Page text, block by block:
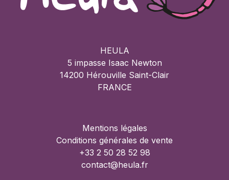
HEULA
5 impasse Isaac Newton
14200 Hérouville Saint-Clair
FRANCE
Mentions légales
Conditions générales de vente
+33 2 50 28 52 98
contact@heula.fr